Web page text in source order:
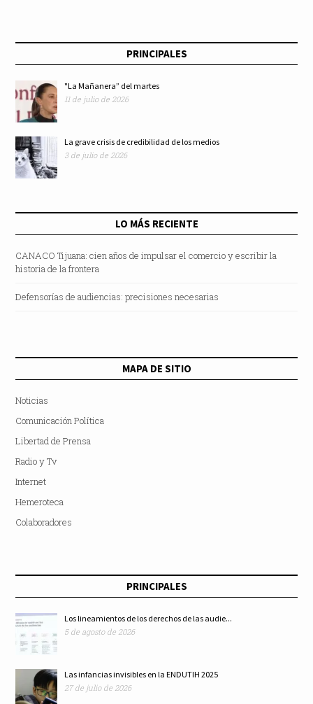
PRINCIPALES
"La Mañanera” del martes
11 de julio de 2026
La grave crisis de credibilidad de los medios
3 de julio de 2026
LO MÁS RECIENTE
CANACO Tijuana: cien años de impulsar el comercio y escribir la
historia de la frontera
Defensorías de audiencias: precisiones necesarias
MAPA DE SITIO
Noticias
Comunicación Política
Libertad de Prensa
Radio y Tv
Internet
Hemeroteca
Colaboradores
PRINCIPALES
Los lineamientos de los derechos de las audie...
5 de agosto de 2026
Las infancias invisibles en la ENDUTIH 2025
27 de julio de 2026